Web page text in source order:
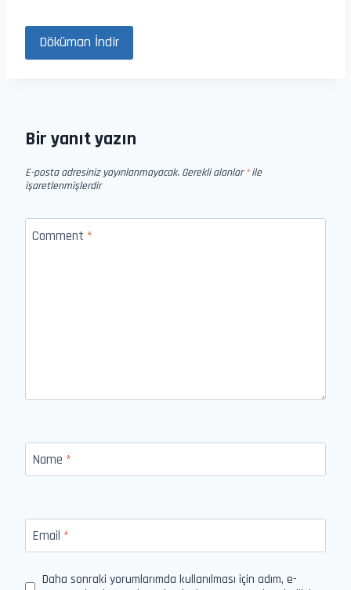
Döküman İndir
Bir yanıt yazın
E-posta adresiniz yayınlanmayacak. Gerekli alanlar*ile
işaretlenmişlerdir
Comment *
Name *
Email *
Daha sonraki yorumlarımda kullanılması için adım, e-